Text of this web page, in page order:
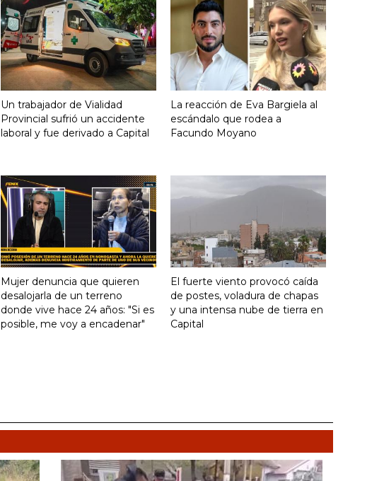
Un trabajador de Vialidad
Provincial sufrió un accidente
laboral y fue derivado a Capital
La reacción de Eva Bargiela al
escándalo que rodea a
Facundo Moyano
Mujer denuncia que quieren
desalojarla de un terreno
donde vive hace 24 años: "Si es
posible, me voy a encadenar"
El fuerte viento provocó caída
de postes, voladura de chapas
y una intensa nube de tierra en
Capital